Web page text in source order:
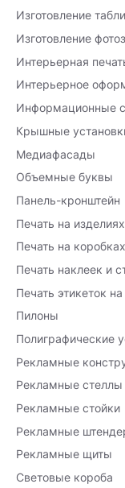
Изготовление
Изготовление
Интерьерная
Интерьерное
Информационные
Крышные
Медиафасады
Объемные буквы
Панель-кронштейн
Печать на
Печать на
Печать наклеек и
Печать этикеток
Пилоны
Полиграфические
Рекламные
Рекламные стеллы
Рекламные стойки
Рекламные
Рекламные щиты
Световые короба